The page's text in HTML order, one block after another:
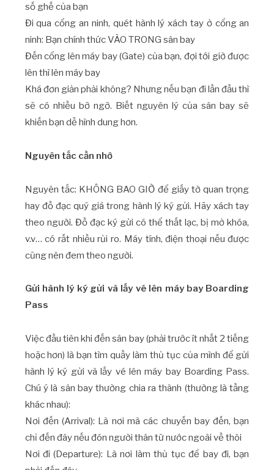
số ghế của bạn
Đi qua cổng an ninh, quét hành lý xách tay ở cổng an
ninh: Bạn chính thức VÀO TRONG sân bay
Đến cổng lên máy bay (Gate) của bạn, đợi tới giờ được
lên thì lên máy bay
Khá đơn giản phải không? Nhưng nếu bạn đi lần đầu thì
sẽ có nhiều bỡ ngỡ. Biết nguyên lý của sân bay sẽ
khiến bạn dễ hình dung hơn.
Nguyên tắc cần nhớ
Nguyên tắc: KHÔNG BAO GIỜ để giấy tờ quan trọng
hay đồ đạc quý giá trong hành lý ký gửi. Hãy xách tay
theo người. Đồ đạc ký gửi có thể thất lạc, bị mở khóa,
v.v… có rất nhiều rủi ro. Máy tính, điện thoại nếu được
cũng nên đem theo người.
Gửi hành lý ký gửi và lấy vé lên máy bay Boarding
Pass
Việc đầu tiên khi đến sân bay (phải trước ít nhất 2 tiếng
hoặc hơn) là bạn tìm quầy làm thủ tục của mình để gửi
hành lý ký gửi và lấy vé lên máy bay Boarding Pass.
Chú ý là sân bay thường chia ra thành (thường là tầng
khác nhau):
Nơi đến (Arrival): Là nơi mà các chuyến bay đến, bạn
chỉ đến đây nếu đón người thân từ nước ngoài về thôi
Nơi đi (Departure): Là nơi làm thủ tục để bay đi, bạn